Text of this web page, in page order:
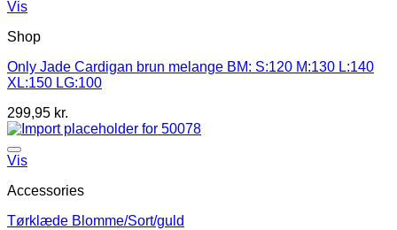
Vis
Shop
Only Jade Cardigan brun melange BM: S:120 M:130 L:140
XL:150 LG:100
299,95 kr.
Vis
Accessories
Tørklæde Blomme/Sort/guld